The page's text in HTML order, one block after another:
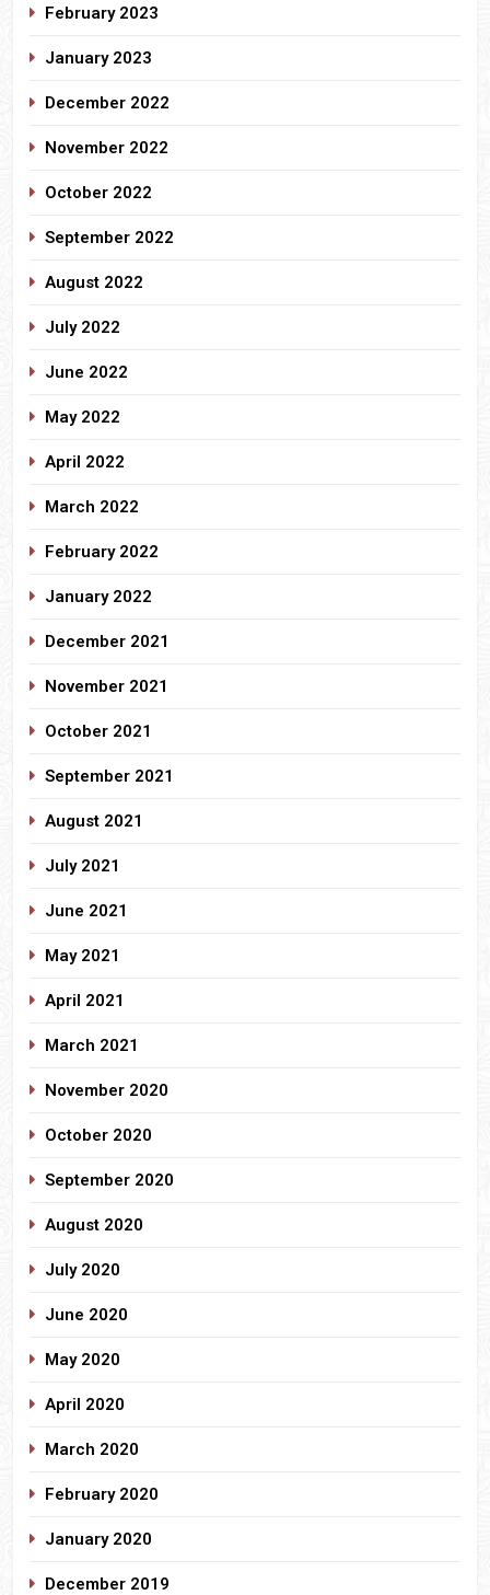
February 2023
January 2023
December 2022
November 2022
October 2022
September 2022
August 2022
July 2022
June 2022
May 2022
April 2022
March 2022
February 2022
January 2022
December 2021
November 2021
October 2021
September 2021
August 2021
July 2021
June 2021
May 2021
April 2021
March 2021
November 2020
October 2020
September 2020
August 2020
July 2020
June 2020
May 2020
April 2020
March 2020
February 2020
January 2020
December 2019